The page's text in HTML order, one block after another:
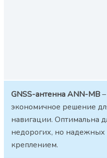
GNSS-антенна ANN-MB
экономичное решение
навигации. Оптимальна
недорогих, но
креплением.